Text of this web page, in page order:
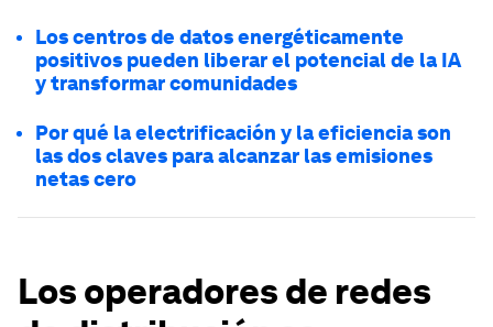
Los centros de datos energéticamente
positivos pueden liberar el potencial de la IA
y transformar comunidades
Por qué la electrificación y la eficiencia son
las dos claves para alcanzar las emisiones
netas cero
Los operadores de redes